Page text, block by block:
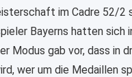
im Cadre 52/2
Bayerns hatten sich
Modus gab vor, dass in
wer um die Medaillen